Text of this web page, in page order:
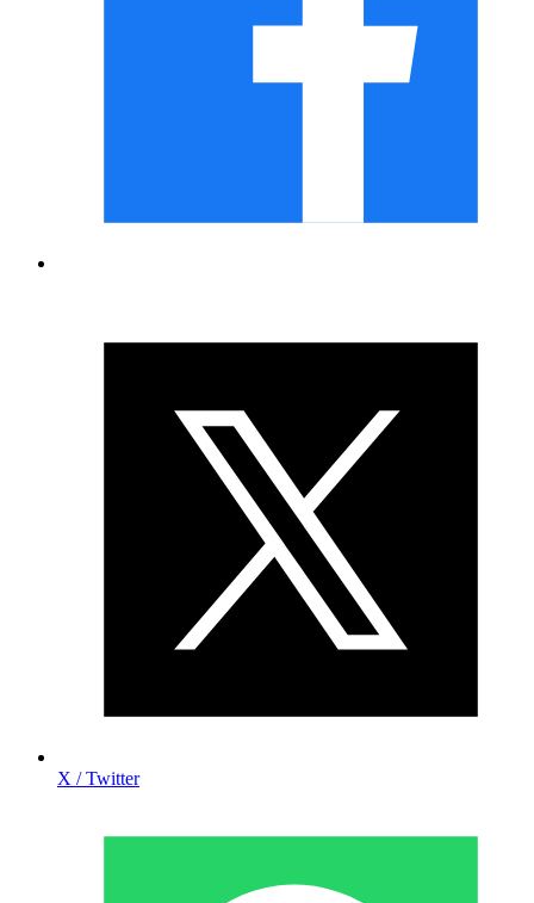
X / Twitter